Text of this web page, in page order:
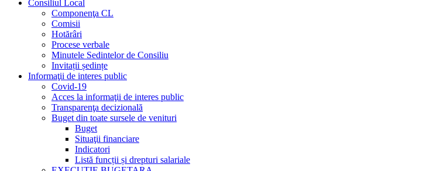
Consiliul Local
Componenţa CL
Comisii
Hotărâri
Procese verbale
Minutele Sedintelor de Consiliu
Invitații ședințe
Informaţii de interes public
Covid-19
Acces la informaţii de interes public
Transparenţa decizională
Buget din toate sursele de venituri
Buget
Situaţii financiare
Indicatori
Listă funcții și drepturi salariale